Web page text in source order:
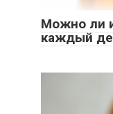
Можно ли
каждый